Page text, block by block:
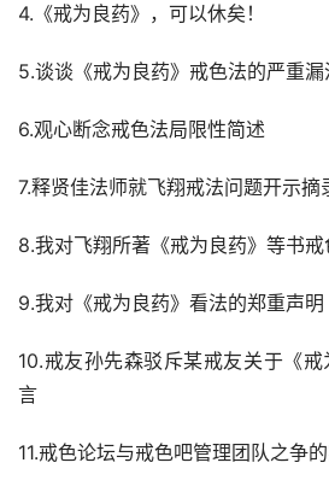
4.《戒为良药》，可以休矣！
5.谈谈《戒为良药》戒色法的严重漏
6.观心断念戒色法局限性简述
7.释贤佳法师就飞翔戒法问题开示摘
8.我对飞翔所著《戒为良药》等书
9.我对《戒为良药》看法的郑重声明
10.戒友孙先森驳斥某戒友关于《
言
11.戒色论坛与戒色吧管理团队之争